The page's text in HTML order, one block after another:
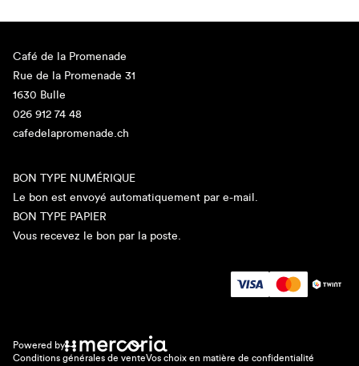
Café de la Promenade
Rue de la Promenade 31
1630 Bulle
026 912 74 48
cafedelapromenade.ch
BON TYPE NUMÉRIQUE
Le bon est envoyé automatiquement par e-mail.
BON TYPE PAPIER
Vous recevez le bon par la poste.
Powered by
Conditions générales de venteVos choix en matière de confidentialité